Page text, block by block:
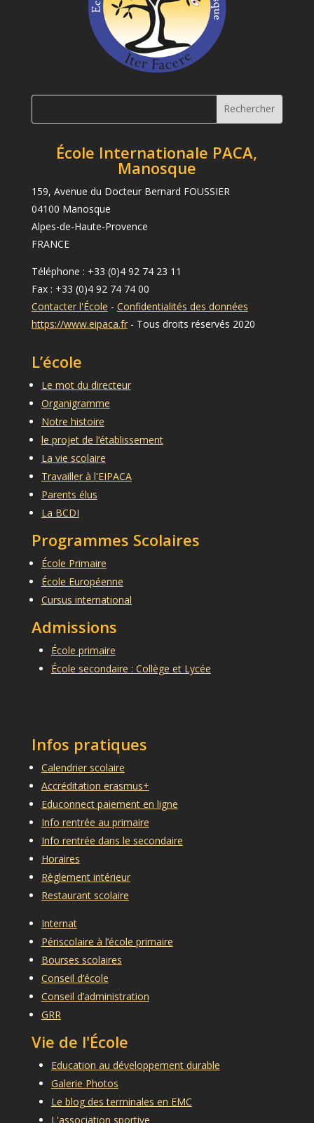
École Internationale PACA,
Manosque
159, Avenue du Docteur Bernard FOUSSIER
04100 Manosque
Alpes-de-Haute-Provence
FRANCE
Téléphone : +33 (0)4 92 74 23 11
Fax : +33 (0)4 92 74 74 00
Contacter l'École - Confidentialités des données
https://www.eipaca.fr- Tous droits réservés 2020
L’école
Le mot du directeur
Organigramme
Notre histoire
le projet de l’établissement
La vie scolaire
Travailler à l'EIPACA
Parents élus
La BCDI
Programmes Scolaires
École Primaire
École Européenne
Cursus international
Admissions
École primaire
École secondaire : Collège et Lycée
Infos pratiques
Calendrier scolaire
Accréditation erasmus+
Educonnect paiement en ligne
Info rentrée au primaire
Info rentrée dans le secondaire
Horaires
Règlement intérieur
Restaurant scolaire
Internat
Périscolaire à l’école primaire
Bourses scolaires
Conseil d’école
Conseil d’administration
GRR
Vie de l'École
Education au développement durable
Galerie Photos
Le blog des terminales en EMC
L'association sportive